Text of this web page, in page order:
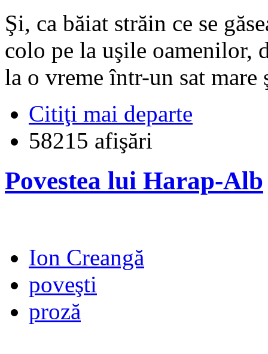
Şi, ca băiat străin ce se
colo pe la uşile oamenilor,
la o vreme într-un sat mare
Citiţi mai departe
58215 afişări
Povestea lui Harap-Alb
Ion Creangă
poveşti
proză